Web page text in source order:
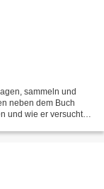
sammeln und
neben dem Buch
und wie er versucht